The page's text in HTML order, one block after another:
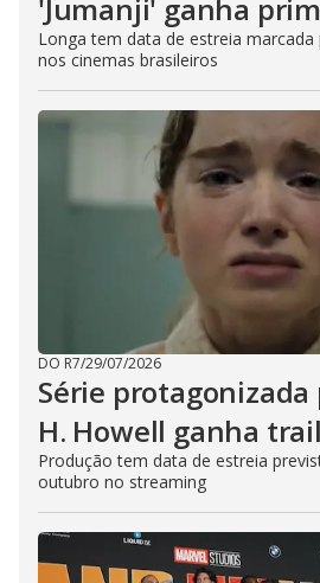
'Jumanji' ganha
Longa tem data de estreia
nos cinemas brasileiros
DO R7/29/07/2026
Série
H. Howell ganha
Produção tem data de estreia
outubro no streaming